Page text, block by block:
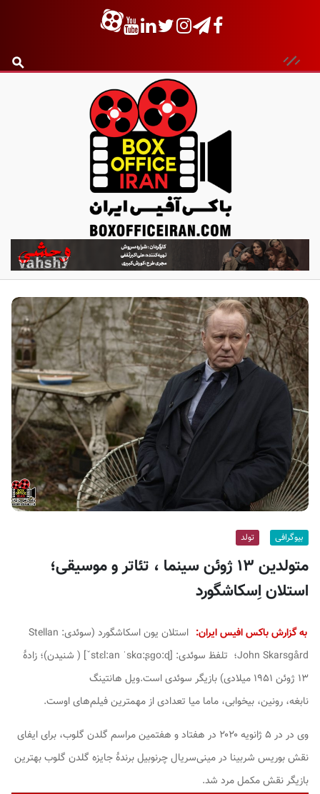
ب
ا
ک
س
آ
ف
ی
س
ی
بیوگرافی تولد
متولدین ۱۳ ژوئن سینما ، تئاتر و موسیقی؛
استلان اِسکاشگورد
به گزارش باکس افیس ایران: استلان یون اسکاشگورد (سوئدی: Stellan
John Skarsgård؛ ‏ تلفظ سوئدی: [ˇstɛl:an ˈskɑ:ʂɡo:ɖ]
( شنیدن)؛ زادهٔ
۱۳ ژوئن ۱۹۵۱ میلادی) بازیگر سوئدی است.
ویل هانتینگ
نابغه، رونین، بیخوابی، ماما میا تعدادی از مهمترین فیلم‌های اوست.
وی در در ۵ ژانویه ۲۰۲۰ در هفتاد و هفتمین مراسم گلدن گلوب، برای ایفای
نقش بوریس شربینا در مینی‌سریالچرنوبیلبرندهٔ جایزه گلدن گلوب بهترین
بازیگر نقش مکمل مرد شد.